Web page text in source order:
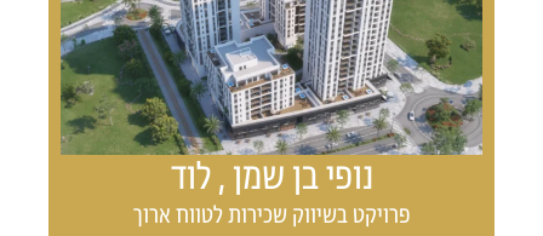
נופי בן שמן , לוד
פרויקט בשיווק שכירות לטווח ארוך